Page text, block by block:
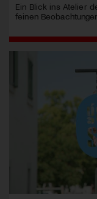
Ein Blick ins Atelier
feinen